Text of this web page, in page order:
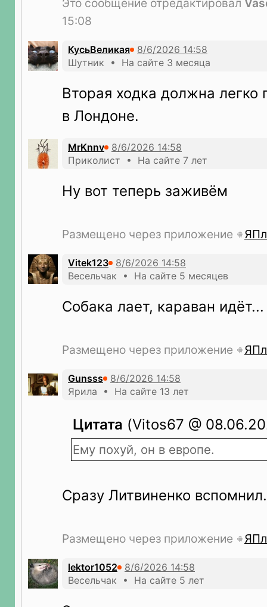
Это сообщение отредактировал
15:08
КусьВеликая
Шутник • На сайте 3 месяца
Вторая ходка должна легко
в Лондоне.
MrKnnv
Приколист • На сайте 7 лет
Ну вот теперь заживём
Размещено через приложение
Vitek123
Весельчак • На сайте 5 месяцев
Собака лает, караван идёт...
Размещено через приложение
Gunsss
Ярила • На сайте 13 лет
Цитата (Vitos67 @
Ему похуй, он в европе.
Сразу Литвиненко
Размещено через приложение
lektor1052
Весельчак • На сайте 5 лет